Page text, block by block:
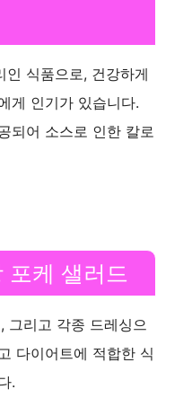
인 식품으로, 건강하게
게 인기가 있습니다.
되어 소스로 인한 칼로
포케 샐러드
그리고 각종 드레싱으
다이어트에 적합한 식
.